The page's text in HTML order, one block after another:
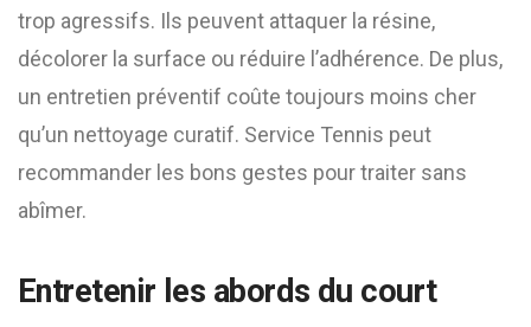
trop agressifs. Ils peuvent attaquer la résine,
décolorer la surface ou réduire l’adhérence. De plus,
un entretien préventif coûte toujours moins cher
qu’un nettoyage curatif. Service Tennis peut
recommander les bons gestes pour traiter sans
abîmer.
Entretenir les abords du court